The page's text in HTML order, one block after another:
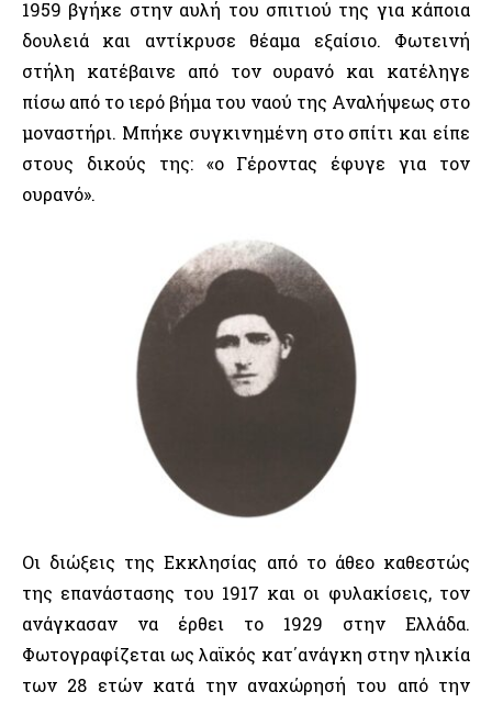
1959 βγήκε στην αυλή του σπιτιού της για κάποια
δουλειά και αντίκρυσε θέαμα εξαίσιο. Φωτεινή
στήλη κατέβαινε από τον ουρανό και κατέληγε
πίσω από το ιερό βήμα του ναού της Αναλήψεως στο
μοναστήρι. Μπήκε συγκινημένη στο σπίτι και είπε
στους δικούς της: «ο Γέροντας έφυγε για τον
ουρανό».
Οι διώξεις της Εκκλησίας από το άθεο καθεστώς
της επανάστασης του 1917 και οι φυλακίσεις, τον
ανάγκασαν να έρθει το 1929 στην Ελλάδα.
Φωτογραφίζεται ως λαϊκός κατ΄ανάγκη στην ηλικία
των 28 ετών κατά την αναχώρησή του από την